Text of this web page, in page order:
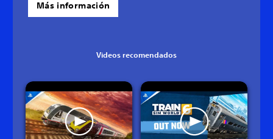
Más información
Videos recomendados